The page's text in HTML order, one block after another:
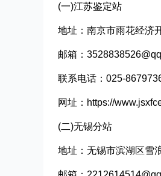
(一)江苏鉴定站
地址：南京市雨花经济
邮箱：
联系电话：025-
网址：https://
(二)无锡分站
地址：无锡市滨湖区雪